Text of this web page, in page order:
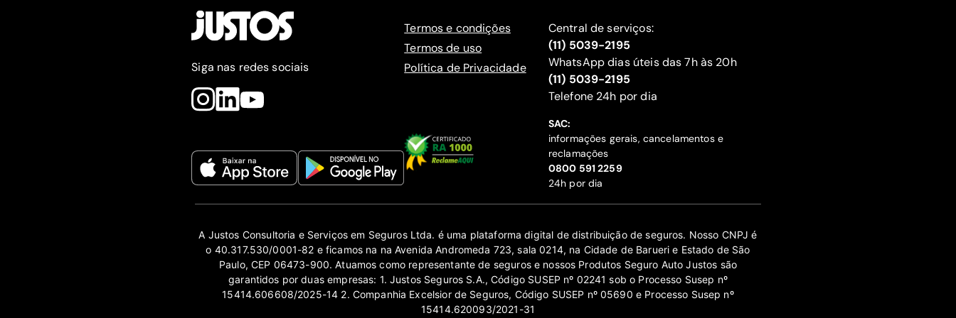
Siga nas redes sociais
Termos e condições
Termos de uso
Política de Privacidade
Central de serviços:
(11) 5039-2195
WhatsApp dias úteis das 7h às 20h
(11) 5039-2195
‍Telefone 24h por dia
SAC:
informações gerais, cancelamentos e
reclamações
‍0800 591 2259
24h por dia
A Justos Consultoria e Serviços em Seguros Ltda. é uma plataforma digital de distribuição de seguros. Nosso CNPJ é
o 40.317.530/0001-82 e ficamos na na Avenida Andromeda 723, sala 0214, na Cidade de Barueri e Estado de São
Paulo, CEP 06473-900. Atuamos como representante de seguros e nossos Produtos Seguro Auto Justos são
garantidos por duas empresas: 1. Justos Seguros S.A., Código SUSEP nº 02241 sob o Processo Susep nº
15414.606608/2025-14 2. Companhia Excelsior de Seguros, Código SUSEP nº 05690 e Processo Susep nº
15414.620093/2021-31